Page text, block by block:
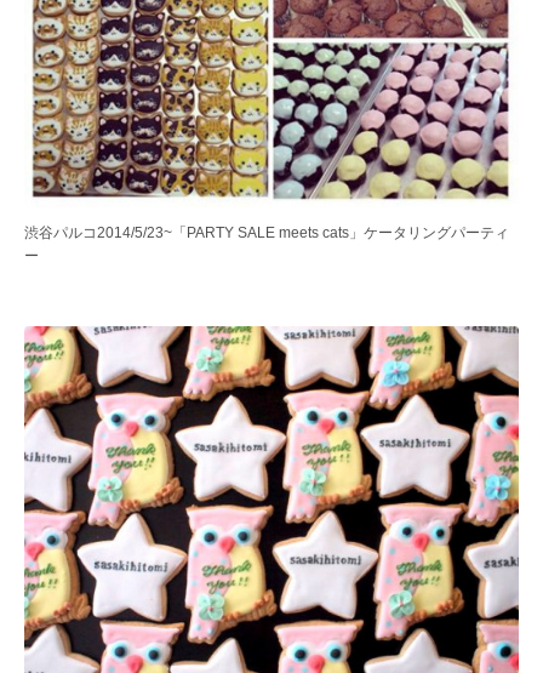
渋谷パルコ2014/5/23~「PARTY SALE meets cats」ケータリングパーティ
ー